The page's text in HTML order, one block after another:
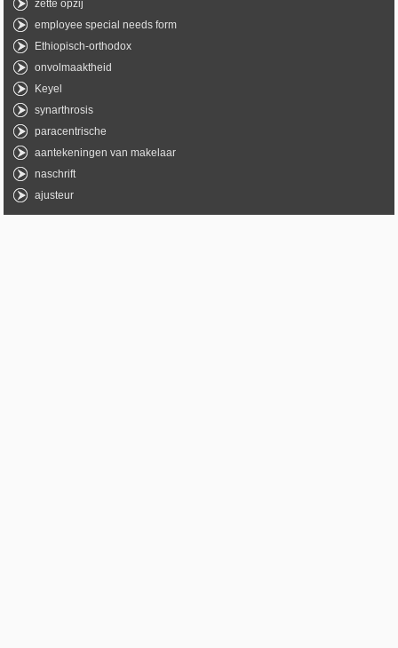
zette opzij
employee special needs form
Ethiopisch-orthodox
onvolmaaktheid
Keyel
synarthrosis
paracentrische
aantekeningen van makelaar
naschrift
ajusteur